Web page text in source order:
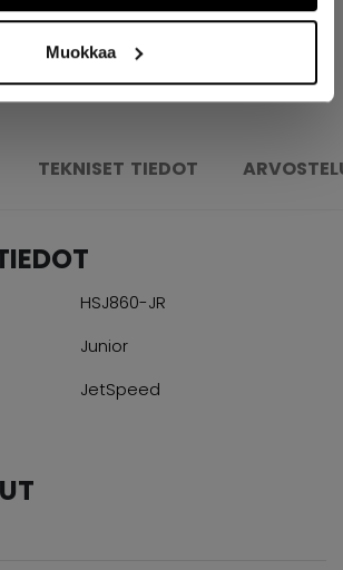
Muokkaa
TEKNISET TIEDOT
HSJ860-JR
Junior
JetSpeed